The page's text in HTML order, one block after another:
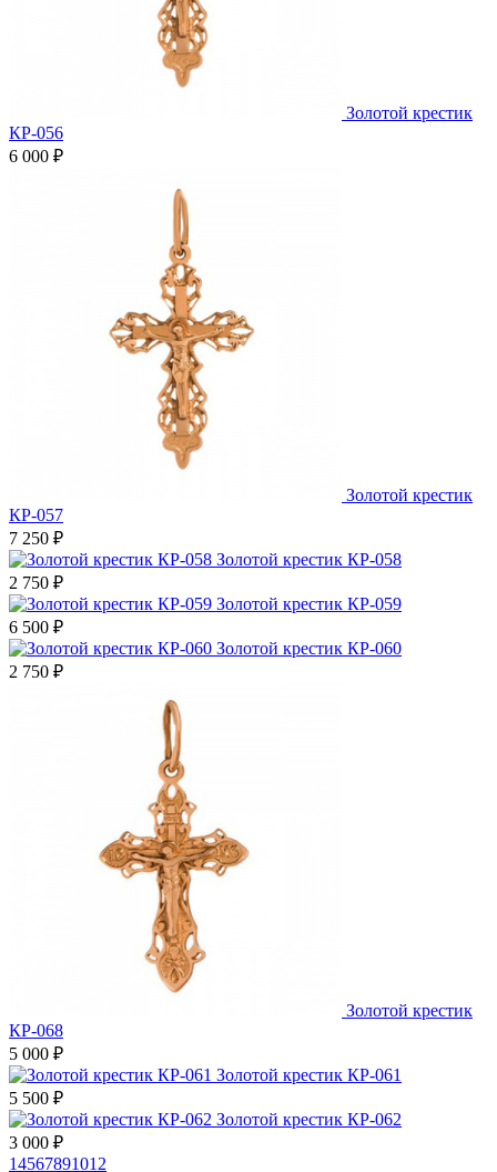
Золотой крестик
КР-056
6 000 ₽
Золотой крестик
КР-057
7 250 ₽
Золотой крестик КР-058
2 750 ₽
Золотой крестик КР-059
6 500 ₽
Золотой крестик КР-060
2 750 ₽
Золотой крестик
КР-068
5 000 ₽
Золотой крестик КР-061
5 500 ₽
Золотой крестик КР-062
3 000 ₽
14567891012